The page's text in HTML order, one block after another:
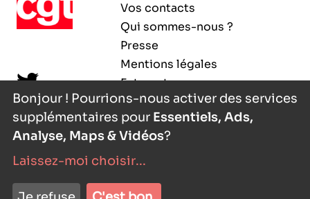
Vos contacts
Qui sommes-nous ?
Presse
Mentions légales
Extranet
- agence digitale
Bonjour ! Pourrions-nous activer des services
supplémentaires pour Essentiels, Ads,
Analyse, Maps & Vidéos?
Laissez-moi choisir...